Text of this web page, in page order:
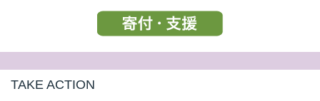
TAKE ACTION